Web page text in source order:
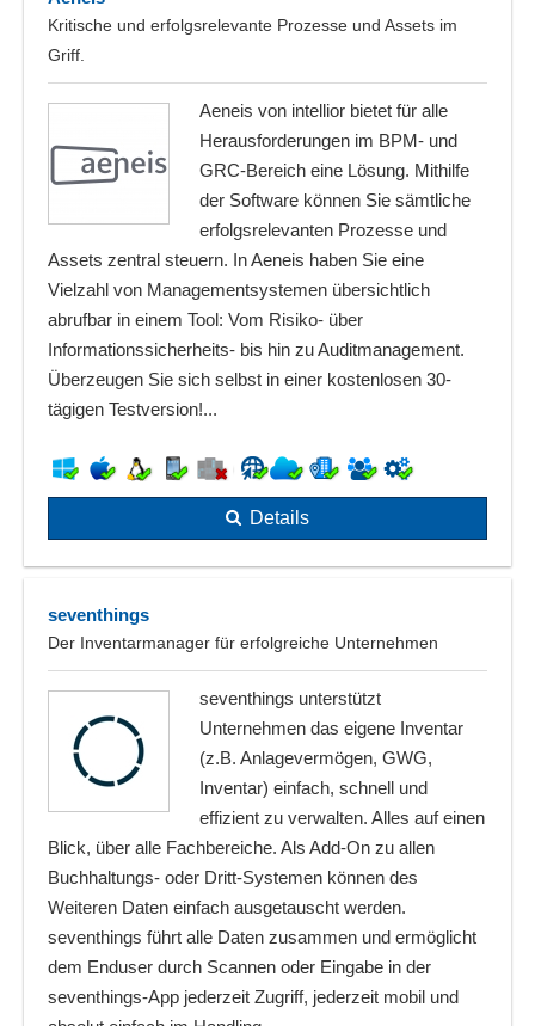
Kritische und erfolgsrelevante Prozesse und Assets im
Griff.
Aeneis von intellior bietet für alle
Herausforderungen im BPM- und
GRC-Bereich eine Lösung. Mithilfe
der Software können Sie sämtliche
erfolgsrelevanten Prozesse und
Assets zentral steuern. In Aeneis haben Sie eine
Vielzahl von Managementsystemen übersichtlich
abrufbar in einem Tool: Vom Risiko- über
Informationssicherheits- bis hin zu Auditmanagement.
Überzeugen Sie sich selbst in einer kostenlosen 30-
tägigen Testversion!...
Details
seventhings
Der Inventarmanager für erfolgreiche Unternehmen
seventhings unterstützt
Unternehmen das eigene Inventar
(z.B. Anlagevermögen, GWG,
Inventar) einfach, schnell und
effizient zu verwalten. Alles auf einen
Blick, über alle Fachbereiche. Als Add-On zu allen
Buchhaltungs- oder Dritt-Systemen können des
Weiteren Daten einfach ausgetauscht werden.
seventhings führt alle Daten zusammen und ermöglicht
dem Enduser durch Scannen oder Eingabe in der
seventhings-App jederzeit Zugriff, jederzeit mobil und